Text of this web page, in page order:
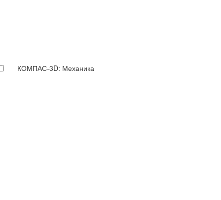
КОМПАС-3D: Механика